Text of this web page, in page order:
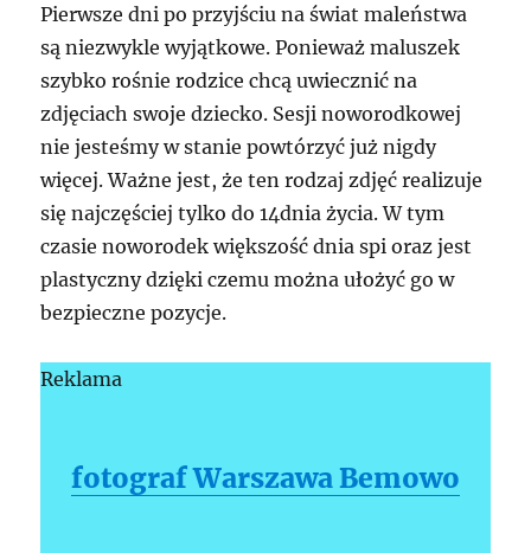
Pierwsze dni po przyjściu na świat maleństwa
są niezwykle wyjątkowe. Ponieważ maluszek
szybko rośnie rodzice chcą uwiecznić na
zdjęciach swoje dziecko. Sesji noworodkowej
nie jesteśmy w stanie powtórzyć już nigdy
więcej. Ważne jest, że ten rodzaj zdjęć realizuje
się najczęściej tylko do 14dnia życia. W tym
czasie noworodek większość dnia spi oraz jest
plastyczny dzięki czemu można ułożyć go w
bezpieczne pozycje.
Reklama
fotograf Warszawa Bemowo